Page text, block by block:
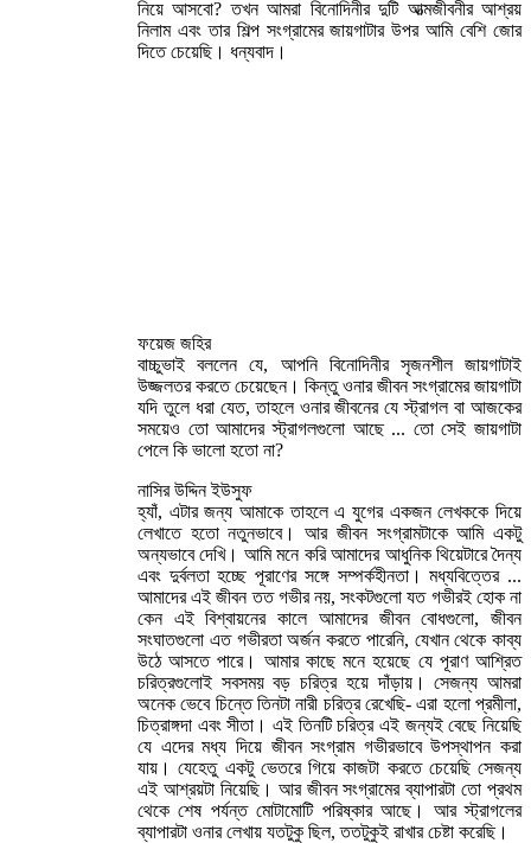
নিয়ে আসবো? তখন আমরা বিনোদিনীর দুটি আত্মজীবনীর আশ্রয়
নিলাম এবং তার শিল্প সংগ্রামের জায়গাটার উপর আমি বেশি জোর
দিতে চেয়েছি। ধন্যবাদ।
ফয়েজ জহির
বাচ্চুভাই বললেন যে, আপনি বিনোদিনীর সৃজনশীল জায়গাটাই
উজ্জলতর করতে চেয়েছেন। কিন্তু ওনার জীবন সংগ্রামের জায়গাটা
যদি তুলে ধরা যেত, তাহলে ওনার জীবনের যে স্ট্রাগল বা আজকের
সময়েও তো আমাদের স্ট্রাগলগুলো আছে ... তো সেই জায়গাটা
পেলে কি ভালো হতো না?
নাসির উদ্দিন ইউসুফ
হ্যাঁ, এটার জন্য আমাকে তাহলে এ যুগের একজন লেখককে দিয়ে
লেখাতে হতো নতুনভাবে। আর জীবন সংগ্রামটাকে আমি একটু
অন্যভাবে দেখি। আমি মনে করি আমাদের আধুনিক থিয়েটারে দৈন্য
এবং দুর্বলতা হচ্ছে পূরাণের সঙ্গে সম্পর্কহীনতা। মধ্যবিত্তের ...
আমাদের এই জীবন তত গভীর নয়, সংকটগুলো যত গভীরই হোক না
কেন এই বিশ্বায়নের কালে আমাদের জীবন বোধগুলো, জীবন
সংঘাতগুলো এত গভীরতা অর্জন করতে পারেনি, যেখান থেকে কাব্য
উঠে আসতে পারে। আমার কাছে মনে হয়েছে যে পূরাণ আশ্রিত
চরিত্রগুলোই সবসময় বড় চরিত্র হয়ে দাঁড়ায়। সেজন্য আমরা
অনেক ভেবে চিন্তে তিনটা নারী চরিত্র রেখেছি- এরা হলো প্রমীলা,
চিত্রাঙ্গদা এবং সীতা। এই তিনটি চরিত্র এই জন্যই বেছে নিয়েছি
যে এদের মধ্য দিয়ে জীবন সংগ্রাম গভীরভাবে উপস্থাপন করা
যায়। যেহেতু একটু ভেতরে গিয়ে কাজটা করতে চেয়েছি সেজন্য
এই আশ্রয়টা নিয়েছি। আর জীবন সংগ্রামের ব্যাপারটা তো প্রথম
থেকে শেষ পর্যন্ত মোটামোটি পরিষ্কার আছে। আর স্ট্রাগলের
ব্যাপারটা ওনার লেখায় যতটুকু ছিল, ততটুকুই রাখার চেষ্টা করেছি।